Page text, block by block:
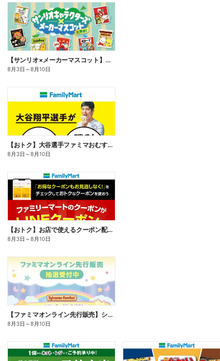
【サンリオ×メーカーマスコット】オリジナルグッズ貰える!
8月3日 ～8月10日
【おトク】大谷選手ファミマおむすび割
8月3日 ～8月10日
【おトク】お店で使えるクーポン配信中
8月3日 ～8月10日
【ファミマオンライン先行販売】シルバニアファミリー
8月3日 ～8月10日